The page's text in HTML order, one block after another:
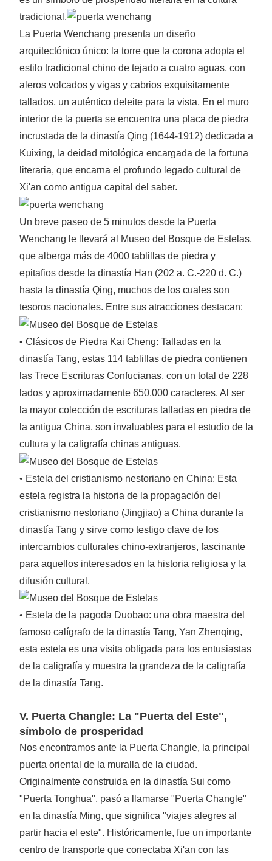
tradicional.
La Puerta Wenchang presenta un diseño
arquitectónico único: la torre que la corona adopta el
estilo tradicional chino de tejado a cuatro aguas, con
aleros volcados y vigas y cabrios exquisitamente
tallados, un auténtico deleite para la vista. En el muro
interior de la puerta se encuentra una placa de piedra
incrustada de la dinastía Qing (1644-1912) dedicada a
Kuixing, la deidad mitológica encargada de la fortuna
literaria, que encarna el profundo legado cultural de
Xi'an como antigua capital del saber.
Un breve paseo de 5 minutos desde la Puerta
Wenchang le llevará al Museo del Bosque de Estelas,
que alberga más de 4000 tablillas de piedra y
epitafios desde la dinastía Han (202 a. C.-220 d. C.)
hasta la dinastía Qing, muchos de los cuales son
tesoros nacionales. Entre sus atracciones destacan:
• Clásicos de Piedra Kai Cheng: Talladas en la
dinastía Tang, estas 114 tablillas de piedra contienen
las Trece Escrituras Confucianas, con un total de 228
lados y aproximadamente 650.000 caracteres. Al ser
la mayor colección de escrituras talladas en piedra de
la antigua China, son invaluables para el estudio de la
cultura y la caligrafía chinas antiguas.
• Estela del cristianismo nestoriano en China: Esta
estela registra la historia de la propagación del
cristianismo nestoriano (Jingjiao) a China durante la
dinastía Tang y sirve como testigo clave de los
intercambios culturales chino-extranjeros, fascinante
para aquellos interesados ​​en la historia religiosa y la
difusión cultural.
• Estela de la pagoda Duobao: una obra maestra del
famoso calígrafo de la dinastía Tang, Yan Zhenqing,
esta estela es una visita obligada para los entusiastas
de la caligrafía y muestra la grandeza de la caligrafía
de la dinastía Tang.
V. Puerta Changle: La "Puerta del Este",
símbolo de prosperidad
Nos encontramos ante la Puerta Changle, la principal
puerta oriental de la muralla de la ciudad.
Originalmente construida en la dinastía Sui como
"Puerta Tonghua", pasó a llamarse "Puerta Changle"
en la dinastía Ming, que significa "viajes alegres al
partir hacia el este". Históricamente, fue un importante
centro de transporte que conectaba Xi'an con las